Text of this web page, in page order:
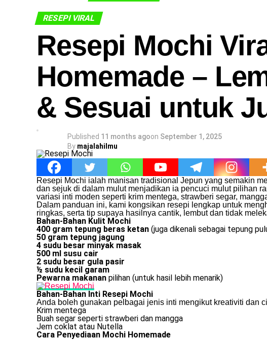
RESEPI VIRAL
Resepi Mochi
Homemade –
& Sesuai untuk
Published 11 months agoon September 1, 2025
By majalahilmu
Resepi Mochi ialah manisan tradisional Jepun yang semakin
dan sejuk di dalam mulut menjadikan ia pencuci mulut pilihan
variasi inti moden seperti krim mentega, strawberi segar,
Dalam panduan ini, kami kongsikan resepi lengkap untuk
ringkas, serta tip supaya hasilnya cantik, lembut dan tidak
Bahan-Bahan Kulit Mochi
400 gram tepung beras ketan (juga dikenali sebagai tepung
50 gram tepung jagung
4 sudu besar minyak masak
500 ml susu cair
2 sudu besar gula pasir
½ sudu kecil garam
Pewarna makanan pilihan (untuk hasil lebih menarik)
Bahan-Bahan Inti Resepi Mochi
Anda boleh gunakan pelbagai jenis inti mengikut kreativiti dan
Krim mentega
Buah segar seperti strawberi dan mangga
Jem coklat atau Nutella
Cara Penyediaan Mochi Homemade